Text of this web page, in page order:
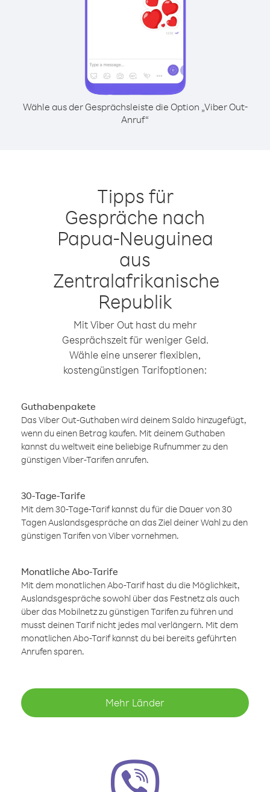
Wähle aus der Gesprächsleiste die Option „Viber Out-
Anruf“
Tipps für
Gespräche nach
Papua-Neuguinea
aus
Zentralafrikanische
Republik
Mit Viber Out hast du mehr
Gesprächszeit für weniger Geld.
Wähle eine unserer flexiblen,
kostengünstigen Tarifoptionen:
Guthabenpakete
Das Viber Out-Guthaben wird deinem Saldo hinzugefügt,
wenn du einen Betrag kaufen. Mit deinem Guthaben
kannst du weltweit eine beliebige Rufnummer zu den
günstigen Viber-Tarifen anrufen.
30-Tage-Tarife
Mit dem 30-Tage-Tarif kannst du für die Dauer von 30
Tagen Auslandsgespräche an das Ziel deiner Wahl zu den
günstigen Tarifen von Viber vornehmen.
Monatliche Abo-Tarife
Mit dem monatlichen Abo-Tarif hast du die Möglichkeit,
Auslandsgespräche sowohl über das Festnetz als auch
über das Mobilnetz zu günstigen Tarifen zu führen und
musst deinen Tarif nicht jedes mal verlängern. Mit dem
monatlichen Abo-Tarif kannst du bei bereits geführten
Anrufen sparen.
Mehr Länder